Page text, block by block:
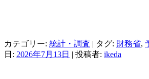
カテゴリー: 統計・調査 | タグ: 財務省,
日: 2026年7月13日 | 投稿者: ikeda